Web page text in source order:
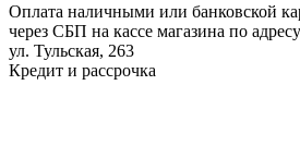
Оплата наличными или банковской
через СБП на кассе магазина по
ул. Тульская, 263
Кредит и рассрочка